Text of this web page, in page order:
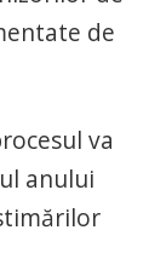
de
va
anului